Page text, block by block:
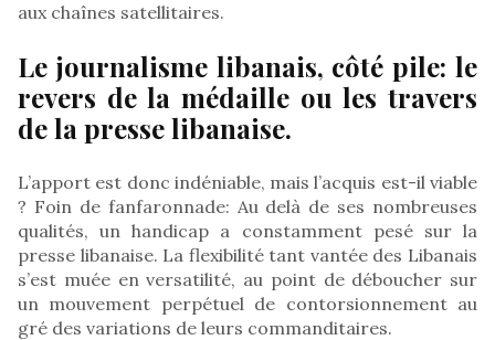
aux chaînes satellitaires.
Le journalisme libanais, côté pile: le
revers de la médaille ou les travers
de la presse libanaise.
L’apport est donc indéniable, mais l’acquis est-il viable
? Foin de fanfaronnade: Au delà de ses nombreuses
qualités, un handicap a constamment pesé sur la
presse libanaise. La flexibilité tant vantée des Libanais
s’est muée en versatilité, au point de déboucher sur
un mouvement perpétuel de contorsionnement au
gré des variations de leurs commanditaires.